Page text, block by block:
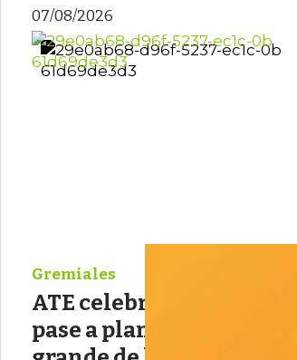
07/08/2026
ATE celebra la ley de
pase a planta más
Gremiales